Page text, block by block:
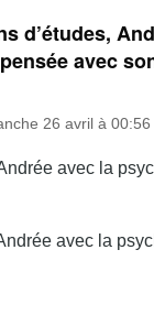
d’études,
avec
26 avril à 00:56
avec la
avec la